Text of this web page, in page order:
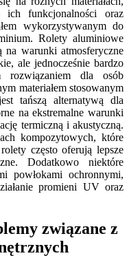
funkcjonalności oraz
wykorzystywanym do
Rolety aluminiowe
na warunki atmosferyczne
ale jednocześnie bardzo
dla osób
materiałem stosowanym
tańszą alternatywą dla
na ekstremalne warunki
termiczną i akustyczną.
kompozytowych, które
często oferują lepsze
Dodatkowo niektóre
powłokami ochronnymi,
promieni UV oraz
związane z